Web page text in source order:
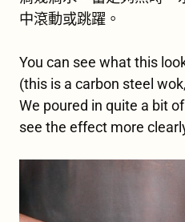
中滾動或跳躍。
You can see what this
(this is a carbon steel
We poured in quite a bit
see the effect more